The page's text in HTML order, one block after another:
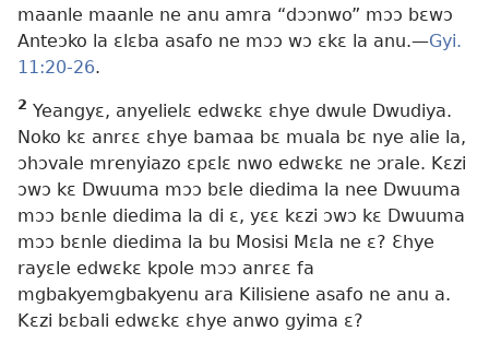
maanle maanle ne anu amra “dɔɔnwo” mɔɔ bɛwɔ
Anteɔko la ɛlɛba asafo ne mɔɔ wɔ ɛkɛ la anu.​—Gyi.
11:20-26.
2 Yeangyɛ, anyelielɛ edwɛkɛ ɛhye dwule Dwudiya.
Noko kɛ anrɛɛ ɛhye bamaa bɛ muala bɛ nye alie la,
ɔhɔvale mrenyiazo ɛpɛlɛ nwo edwɛkɛ ne ɔrale. Kɛzi
ɔwɔ kɛ Dwuuma mɔɔ bɛle diedima la nee Dwuuma
mɔɔ bɛnle diedima la di ɛ, yɛɛ kɛzi ɔwɔ kɛ Dwuuma
mɔɔ bɛnle diedima la bu Mosisi Mɛla ne ɛ? Ɛhye
rayɛle edwɛkɛ kpole mɔɔ anrɛɛ fa
mgbakyemgbakyenu ara Kilisiene asafo ne anu a.
Kɛzi bɛbali edwɛkɛ ɛhye anwo gyima ɛ?